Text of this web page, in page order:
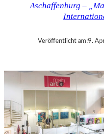
Aschaffenburg –
Veröffentlicht am:9.